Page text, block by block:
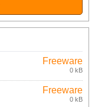
Freeware
0 kB
Freeware
0 kB